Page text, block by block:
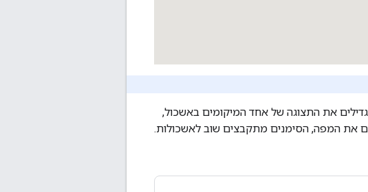
את התצוגה של אחד המיקומים באשכול,
את המפה, הסימנים מתקבצים שוב לאשכולות.